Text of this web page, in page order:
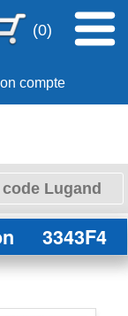
(0)
compte
3343F4